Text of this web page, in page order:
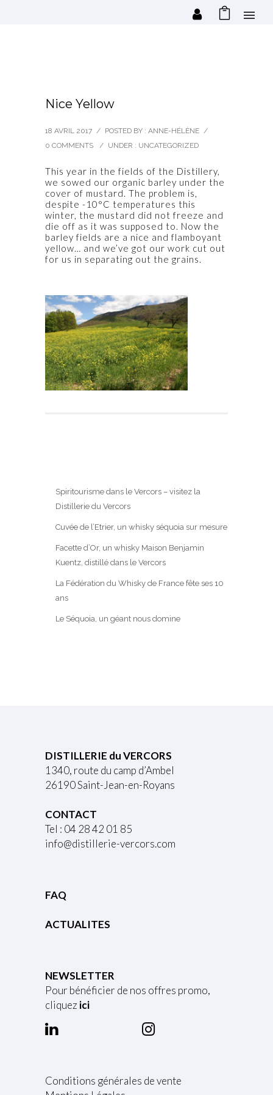
Nice Yellow
18 AVRIL 2017 / POSTED BY : ANNE-HÉLÈNE /
0 COMMENTS
/ UNDER : UNCATEGORIZED
This year in the fields of the Distillery,
we sowed our organic barley under the
cover of mustard. The problem is,
despite -10°C temperatures this
winter, the mustard did not freeze and
die off as it was supposed to. Now the
barley fields are a nice and flamboyant
yellow… and we’ve got our work cut out
for us in separating out the grains.
Spiritourisme dans le Vercors – visitez la
Distillerie du Vercors
Cuvée de l’Etrier, un whisky séquoia sur mesure
Facette d’Or, un whisky Maison Benjamin
Kuentz, distillé dans le Vercors
La Fédération du Whisky de France fête ses 10
ans
Le Séquoia, un géant nous domine
DISTILLERIE du VERCORS
1340, route du camp d’Ambel
26190 Saint-Jean-en-Royans
CONTACT
Tel : 04 28 42 01 85
info@distillerie-vercors.com
FAQ
ACTUALITES
NEWSLETTER
Pour bénéficier de nos offres promo,
cliquez ici
Conditions générales de vente